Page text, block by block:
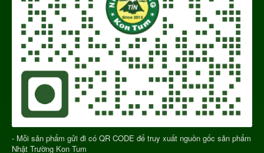
- Mỗi sản phẩm gửi đi có QR CODE để truy xuất nguồn gốc sản phẩm
Nhật Trường Kon Tum